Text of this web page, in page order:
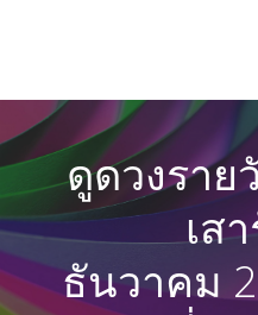
ดูดวงราย
เส
ธันวาคม